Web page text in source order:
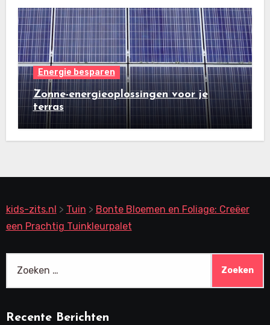
Energie besparen
Zonne-energieoplossingen voor je
terras
kids-zits.nl > Tuin > Bonte Bloemen en Foliage: Creëer
een Prachtig Tuinkleurpalet
naar:
Recente Berichten